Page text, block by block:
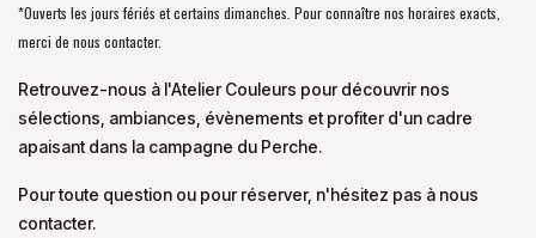
*Ouverts les jours fériés et certains dimanches. Pour connaître nos horaires exacts,
merci de nous contacter.
Retrouvez-nous à l'Atelier Couleurs pour découvrir nos
sélections, ambiances, évènements et profiter d'un cadre
apaisant dans la campagne du Perche.
Pour toute question ou pour réserver, n'hésitez pas à nous
contacter.